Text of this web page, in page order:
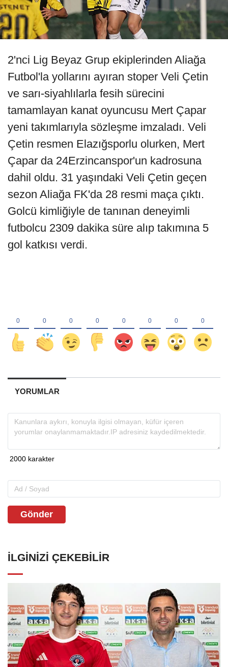
2'nci Lig Beyaz Grup ekiplerinden Aliağa
Futbol'la yollarını ayıran stoper Veli Çetin
ve sarı-siyahlılarla fesih sürecini
tamamlayan kanat oyuncusu Mert Çapar
yeni takımlarıyla sözleşme imzaladı. Veli
Çetin resmen Elazığsporlu olurken, Mert
Çapar da 24Erzincanspor'un kadrosuna
dahil oldu. 31 yaşındaki Veli Çetin geçen
sezon Aliağa FK'da 28 resmi maça çıktı.
Golcü kimliğiyle de tanınan deneyimli
futbolcu 2309 dakika süre alıp takımına 5
gol katkısı verdi.
YORUMLAR
Gönder
İLGINIZI ÇEKEBILIR